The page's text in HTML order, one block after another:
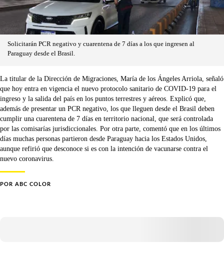
Solicitarán PCR negativo y cuarentena de 7 días a los que ingresen al
Paraguay desde el Brasil.
La titular de la Dirección de Migraciones, María de los Ángeles Arriola, señaló
que hoy entra en vigencia el nuevo protocolo sanitario de COVID-19 para el
ingreso y la salida del país en los puntos terrestres y aéreos. Explicó que,
además de presentar un PCR negativo, los que lleguen desde el Brasil deben
cumplir una cuarentena de 7 días en territorio nacional, que será controlada
por las comisarías jurisdiccionales. Por otra parte, comentó que en los últimos
días muchas personas partieron desde Paraguay hacia los Estados Unidos,
aunque refirió que desconoce si es con la intención de vacunarse contra el
nuevo coronavirus.
POR ABC COLOR